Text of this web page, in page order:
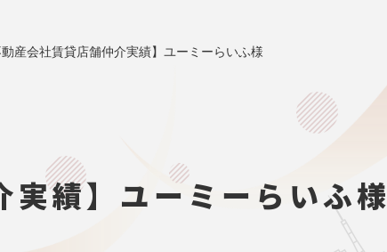
動産会社賃貸店舗仲介実績】ユーミーらいふ様
実績】ユーミーらいふ様